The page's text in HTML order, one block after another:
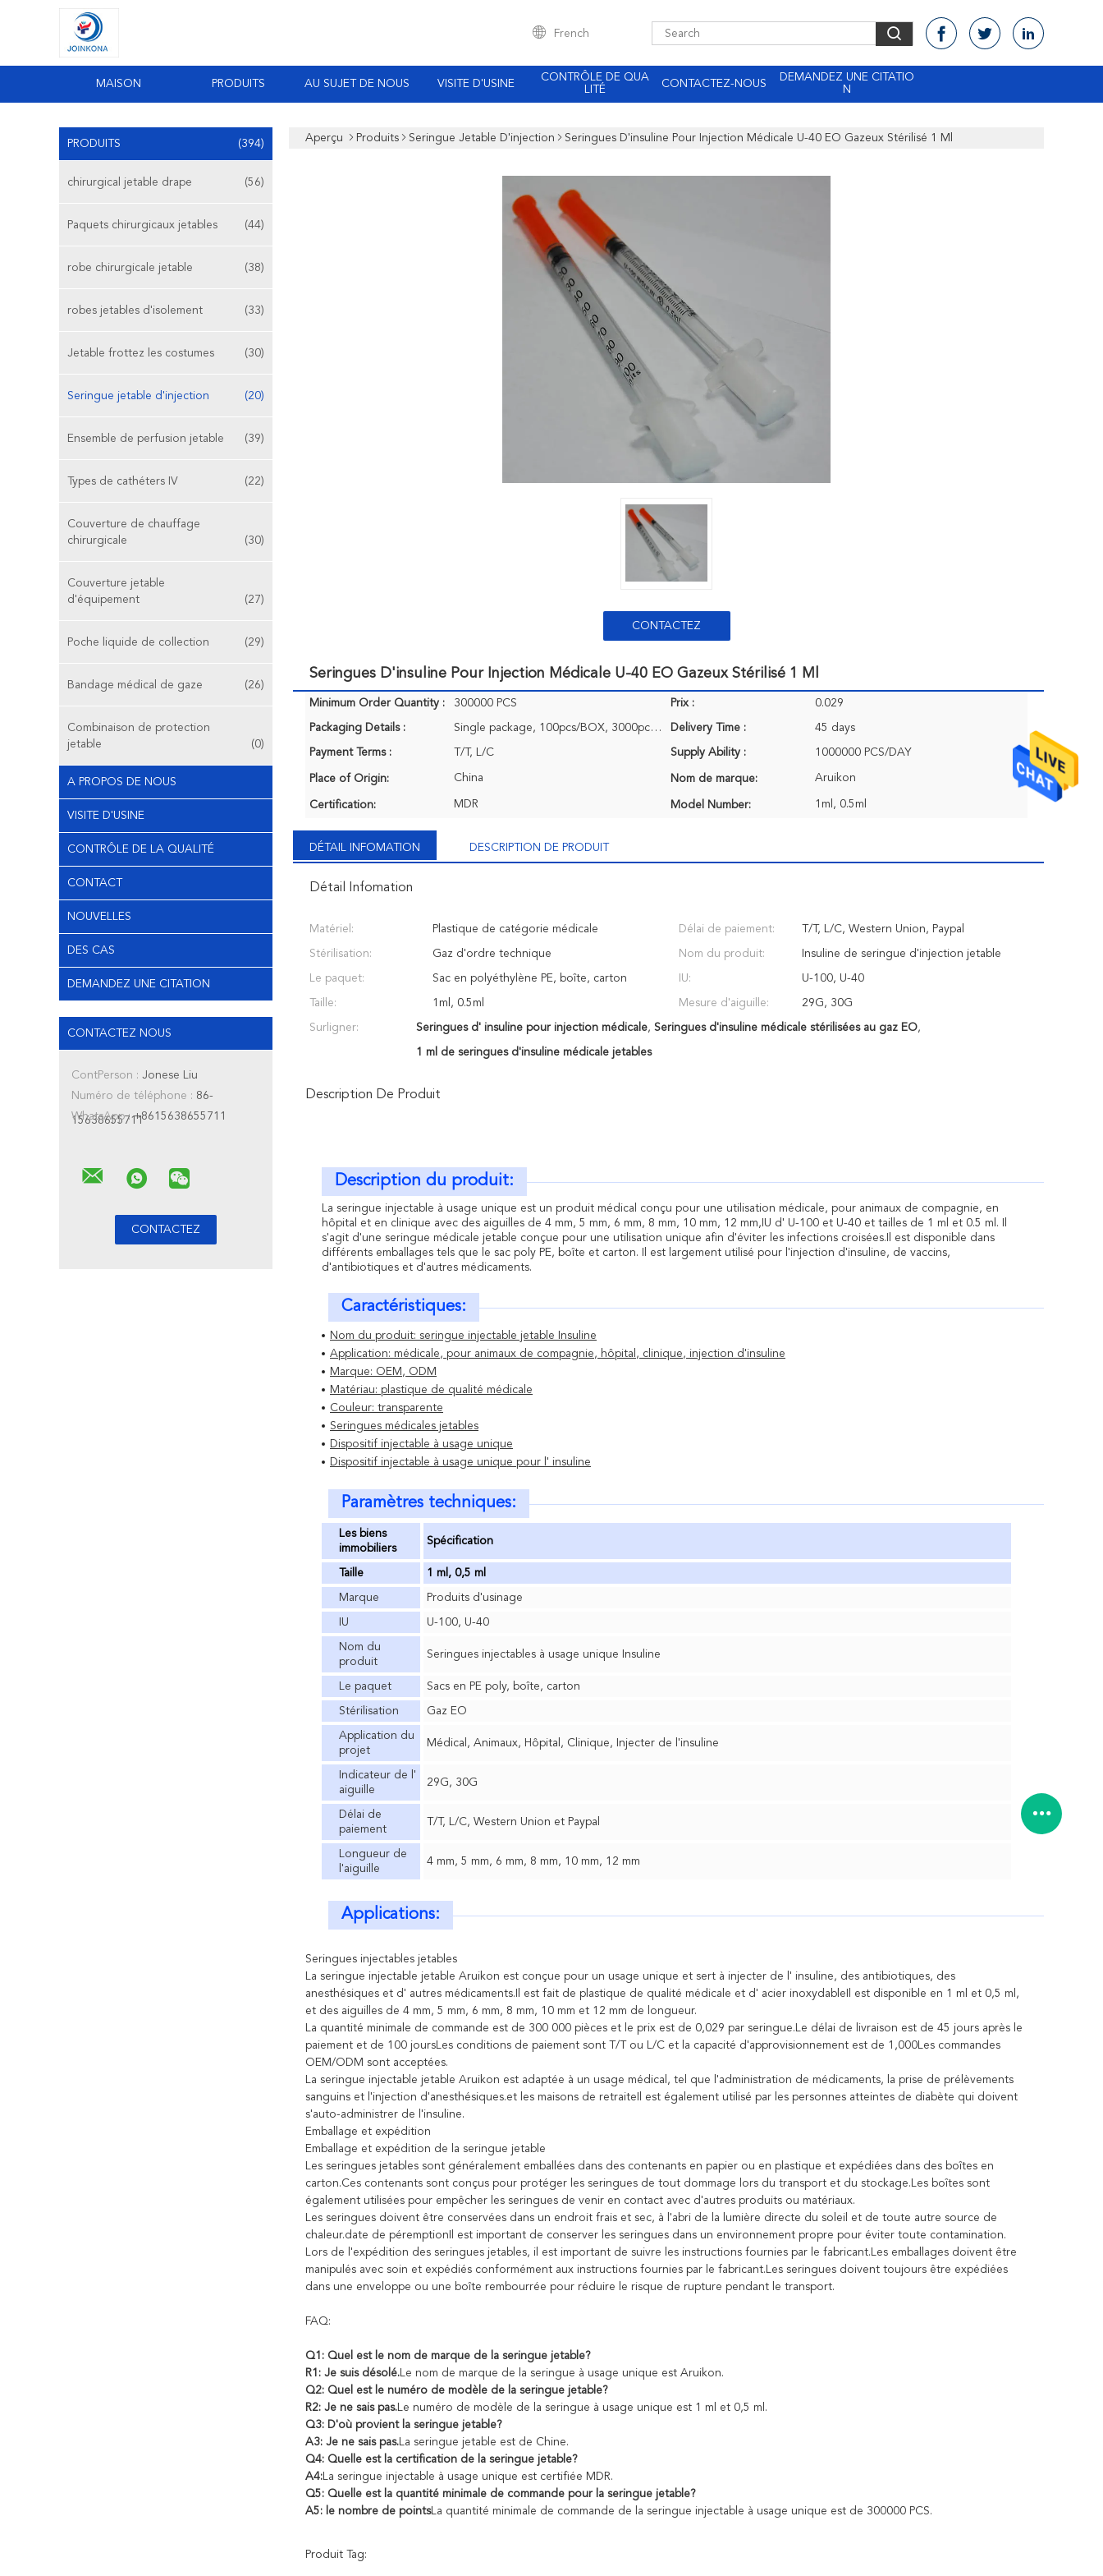
French
MAISON PRODUITS AU SUJET DE NOUS VISITE D'USINE
CONTRÔLE DE QUA
LITÉ
CONTACTEZ-NOUS
DEMANDEZ UNE CITATIO
N
PRODUITS (394)
chirurgical jetable drape (56)
Paquets chirurgicaux jetables (44)
robe chirurgicale jetable (38)
robes jetables d'isolement (33)
Jetable frottez les costumes (30)
Seringue jetable d'injection (20)
Ensemble de perfusion jetable (39)
Types de cathéters IV (22)
Couverture de chauffage
chirurgicale
(30)
Couverture jetable
d'équipement
(27)
Poche liquide de collection (29)
Bandage médical de gaze (26)
Combinaison de protection
jetable
(0)
A PROPOS DE NOUS
VISITE D'USINE
CONTRÔLE DE LA QUALITÉ
CONTACT
NOUVELLES
DES CAS
DEMANDEZ UNE CITATION
CONTACTEZ NOUS
ContPerson : Jonese Liu
Numéro de téléphone : 86-
15638655711
WhatsApp :+8615638655711
Aperçu Produits Seringue Jetable D'injection Seringues D'insuline Pour Injection Médicale U-40 EO Gazeux Stérilisé 1 Ml
CONTACTEZ
Seringues D'insuline Pour Injection Médicale U-40 EO Gazeux Stérilisé 1 Ml
Minimum Order Quantity : 300000 PCS Prix : 0.029
Packaging Details : Single package, 100pcs/BOX, 3000pcs/CTN Delivery Time : 45 days
Payment Terms : T/T, L/C Supply Ability : 1000000 PCS/DAY
Place of Origin: China Nom de marque: Aruikon
Certification: MDR Model Number: 1ml, 0.5ml
DÉTAIL INFOMATION DESCRIPTION DE PRODUIT
Détail Infomation
Matériel: Plastique de catégorie médicale Délai de paiement: T/T, L/C, Western Union, Paypal
Stérilisation: Gaz d'ordre technique Nom du produit: Insuline de seringue d'injection jetable
Le paquet: Sac en polyéthylène PE, boîte, carton IU: U-100, U-40
Taille: 1ml, 0.5ml Mesure d'aiguille: 29G, 30G
Surligner: Seringues d' insuline pour injection médicale, Seringues d'insuline médicale stérilisées au gaz EO,
1 ml de seringues d'insuline médicale jetables
Description De Produit
Description du produit:
La seringue injectable à usage unique est un produit médical conçu pour une utilisation médicale, pour animaux de compagnie, en
hôpital et en clinique avec des aiguilles de 4 mm, 5 mm, 6 mm, 8 mm, 10 mm, 12 mm,IU d' U-100 et U-40 et tailles de 1 ml et 0.5 ml. Il
s'agit d'une seringue médicale jetable conçue pour une utilisation unique afin d'éviter les infections croisées.Il est disponible dans
différents emballages tels que le sac poly PE, boîte et carton. Il est largement utilisé pour l'injection d'insuline, de vaccins,
d'antibiotiques et d'autres médicaments.
Caractéristiques:
Nom du produit: seringue injectable jetable Insuline
Application: médicale, pour animaux de compagnie, hôpital, clinique, injection d'insuline
Marque: OEM, ODM
Matériau: plastique de qualité médicale
Couleur: transparente
Seringues médicales jetables
Dispositif injectable à usage unique
Dispositif injectable à usage unique pour l' insuline
Paramètres techniques:
Les biens
immobiliers
Spécification
Taille 1 ml, 0,5 ml
Marque Produits d'usinage
IU U-100, U-40
Nom du
produit
Seringues injectables à usage unique Insuline
Le paquet Sacs en PE poly, boîte, carton
Stérilisation Gaz EO
Application du
projet
Médical, Animaux, Hôpital, Clinique, Injecter de l'insuline
Indicateur de l'
aiguille
29G, 30G
Délai de
paiement
T/T, L/C, Western Union et Paypal
Longueur de
l'aiguille
4 mm, 5 mm, 6 mm, 8 mm, 10 mm, 12 mm
Applications:
Seringues injectables jetables
La seringue injectable jetable Aruikon est conçue pour un usage unique et sert à injecter de l' insuline, des antibiotiques, des
anesthésiques et d' autres médicaments.Il est fait de plastique de qualité médicale et d' acier inoxydableIl est disponible en 1 ml et 0,5 ml,
et des aiguilles de 4 mm, 5 mm, 6 mm, 8 mm, 10 mm et 12 mm de longueur.
La quantité minimale de commande est de 300 000 pièces et le prix est de 0,029 par seringue.Le délai de livraison est de 45 jours après le
paiement et de 100 joursLes conditions de paiement sont T/T ou L/C et la capacité d'approvisionnement est de 1,000Les commandes
OEM/ODM sont acceptées.
La seringue injectable jetable Aruikon est adaptée à un usage médical, tel que l'administration de médicaments, la prise de prélèvements
sanguins et l'injection d'anesthésiques.et les maisons de retraiteIl est également utilisé par les personnes atteintes de diabète qui doivent
s'auto-administrer de l'insuline.
Emballage et expédition
Emballage et expédition de la seringue jetable
Les seringues jetables sont généralement emballées dans des contenants en papier ou en plastique et expédiées dans des boîtes en
carton.Ces contenants sont conçus pour protéger les seringues de tout dommage lors du transport et du stockage.Les boîtes sont
également utilisées pour empêcher les seringues de venir en contact avec d'autres produits ou matériaux.
Les seringues doivent être conservées dans un endroit frais et sec, à l'abri de la lumière directe du soleil et de toute autre source de
chaleur.date de péremptionIl est important de conserver les seringues dans un environnement propre pour éviter toute contamination.
Lors de l'expédition des seringues jetables, il est important de suivre les instructions fournies par le fabricant.Les emballages doivent être
manipulés avec soin et expédiés conformément aux instructions fournies par le fabricant.Les seringues doivent toujours être expédiées
dans une enveloppe ou une boîte rembourrée pour réduire le risque de rupture pendant le transport.
FAQ:
Q1: Quel est le nom de marque de la seringue jetable?
R1: Je suis désolé.Le nom de marque de la seringue à usage unique est Aruikon.
Q2: Quel est le numéro de modèle de la seringue jetable?
R2: Je ne sais pas.Le numéro de modèle de la seringue à usage unique est 1 ml et 0,5 ml.
Q3: D'où provient la seringue jetable?
A3: Je ne sais pas.La seringue jetable est de Chine.
Q4: Quelle est la certification de la seringue jetable?
A4:La seringue injectable à usage unique est certifiée MDR.
Q5: Quelle est la quantité minimale de commande pour la seringue jetable?
A5: le nombre de pointsLa quantité minimale de commande de la seringue injectable à usage unique est de 300000 PCS.
Produit Tag: